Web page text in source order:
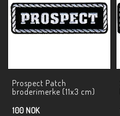
Prospect Patch
broderimerke (11x3 cm)
100 NOK